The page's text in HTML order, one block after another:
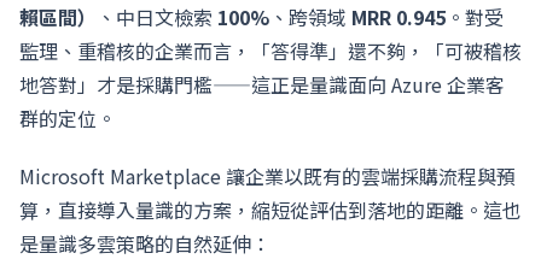
賴區間）
、中日文檢索 100% 、跨領域 MRR 0.945 。對受
監理、重稽核的企業而言，「答得準」還不夠，「可被稽核
地答對」才是採購門檻——這正是量識面向 Azure 企業客
群的定位。
Microsoft Marketplace 讓企業以既有的雲端採購流程與預
算，直接導入量識的方案，縮短從評估到落地的距離。這也
是量識多雲策略的自然延伸：